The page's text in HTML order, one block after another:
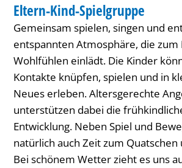
KATEGORIE: HAUS INTERNATIONAL
Eltern-Kind-Spielgruppe
Gemeinsam spielen, singen und
entspannten Atmosphäre, die
Wohlfühlen einlädt. Die Kinder
Kontakte knüpfen, spielen und in
Neues erleben. Altersgerechte
unterstützen dabei die
Entwicklung. Neben Spiel und
natürlich auch Zeit zum Quatschen
Bei schönem Wetter zieht es uns